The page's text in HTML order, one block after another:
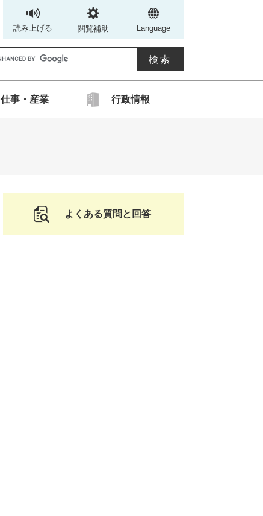
読み上げる 閲覧補助 Language
仕事・産業 行政情報
よくある質問と回答